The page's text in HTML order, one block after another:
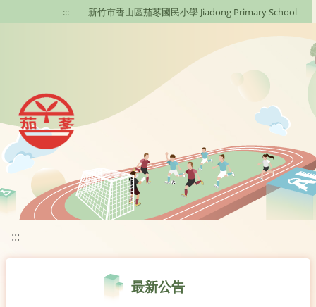
移至網頁之主要內容區位置
::: 新竹市香山區茄苳國民小學 Jiadong Primary School
:::
最新公告